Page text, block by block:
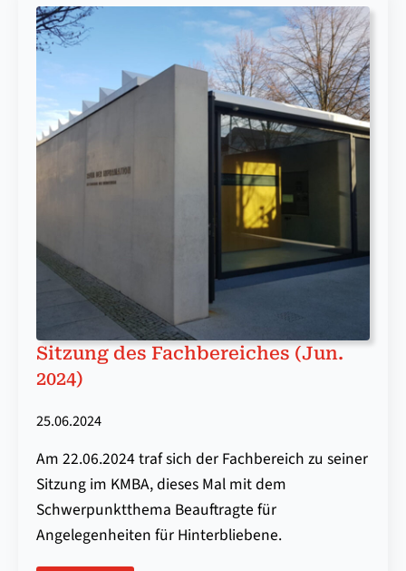
Sitzung des Fach­be­reich­es (Jun.
2024)
25.06.2024
Am 22.06.2024 traf sich der Fachbereich zu seiner
Sitzung im KMBA, dieses Mal mit dem
Schwerpunktthema Beauftragte für
Angelegenheiten für Hinterbliebene.